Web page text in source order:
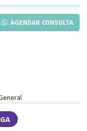
AGENDAR CONSULTA